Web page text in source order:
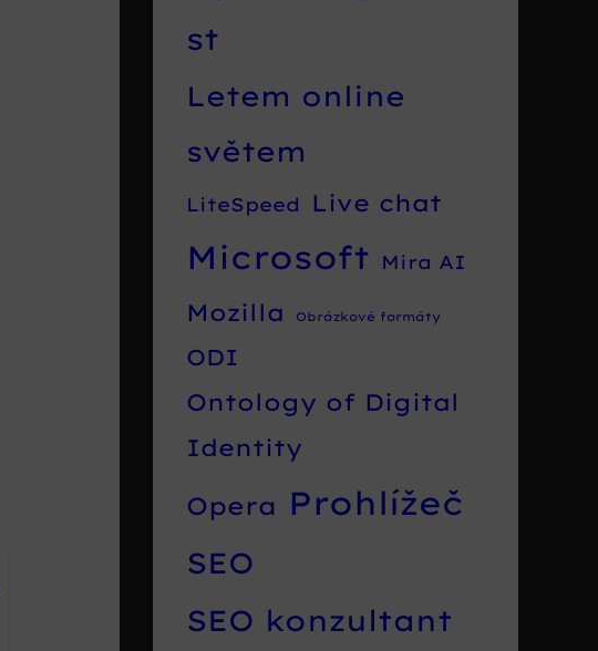
st
Letem online
světem
LiteSpeed Live chat
Microsoft Mira AI
Mozilla Obrázkové formáty
ODI
Ontology of Digital
Identity
Opera Prohlížeč
SEO
SEO konzultant